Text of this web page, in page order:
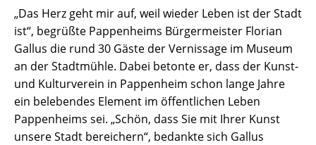
„Das Herz geht mir auf, weil wieder Leben ist der Stadt
ist“, begrüßte Pappenheims Bürgermeister Florian
Gallus die rund 30 Gäste der Vernissage im Museum
an der Stadtmühle. Dabei betonte er, dass der Kunst-
und Kulturverein in Pappenheim schon lange Jahre
ein belebendes Element im öffentlichen Leben
Pappenheims sei. „Schön, dass Sie mit Ihrer Kunst
unsere Stadt bereichern“, bedankte sich Gallus